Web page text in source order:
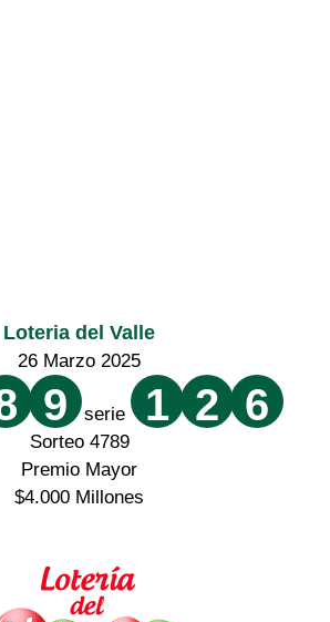
Loteria del Valle
26 Marzo 2025
9 serie 1 2 6
Sorteo 4789
Premio Mayor
$4.000 Millones